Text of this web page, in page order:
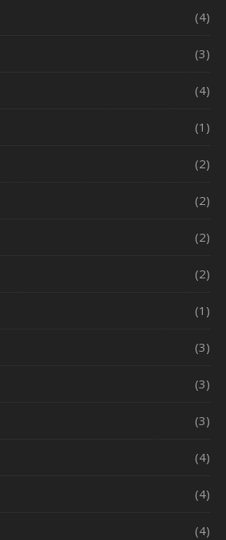
(4)
(3)
(4)
(1)
(2)
(2)
(2)
(2)
(1)
(3)
(3)
(3)
(4)
(4)
(4)